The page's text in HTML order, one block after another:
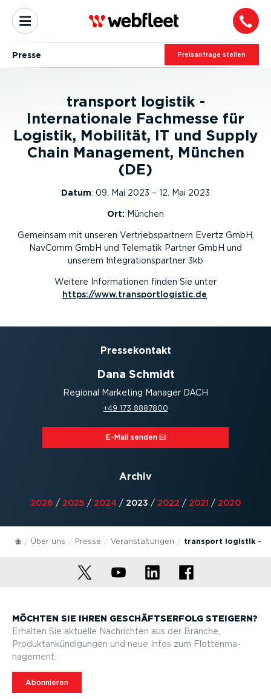
Presse Preis­an­frage stellen
transport logistik -
Internationale Fachmesse für
Logistik, Mobilität, IT und Supply
Chain Management, München
(DE)
Datum: 09. Mai 2023 – 12. Mai 2023
Ort: München
Gemeinsam mit unseren Vertriebspartnern Evertz GmbH,
NavComm GmbH und Telematik Partner GmbH und
unserem Integrationspartner 3kb
Weitere Informationen finden Sie unter
https://www.transportlogistic.de
Presse­kontakt
Dana Schmidt
Regional Marketing Manager DACH
+49 173 8887800
E-Mail senden⁠
Archiv
2026 / 2025 / 2024 / 2023 / 2022 / 2021 / 2020
Über uns Presse Veran­stal­tungen transport logistik -
MÖCHTEN SIE IHREN GESCHÄFTS­ERFOLG STEIGERN?
Erhalten Sie aktuelle Nachrichten aus der Branche,
Produktan­kün­di­gungen und neue Infos zum Flotten­ma­
nagement.
Abonnieren